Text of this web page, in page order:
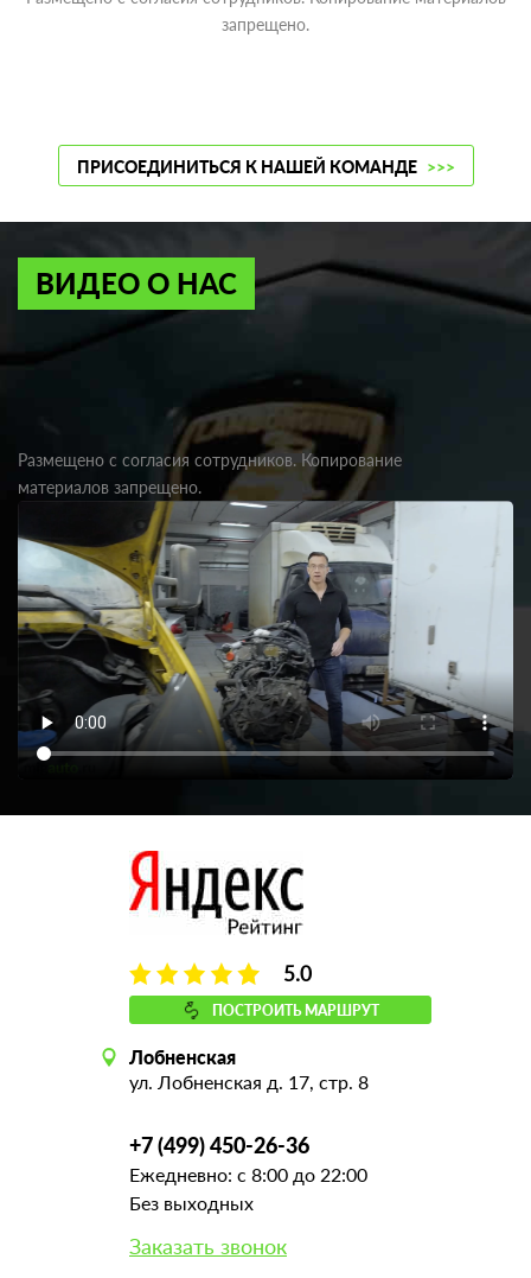
запрещено.
ПРИСОЕДИНИТЬСЯ К НАШЕЙ КОМАНДЕ >>>
ВИДЕО О НАС
Размещено с согласия сотрудников. Копирование
материалов запрещено.
5.0
ПОСТРОИТЬ МАРШРУТ
Лобненская
ул. Лобненская д. 17, стр. 8
+7 (499) 450-26-36
Ежедневно: с 8:00 до 22:00
Без выходных
Заказать звонок